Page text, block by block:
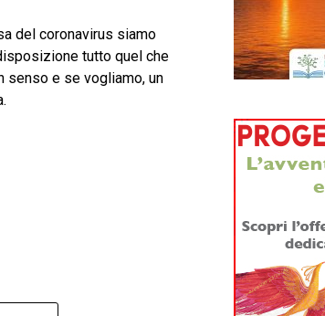
del coronavirus siamo
tutto quel che
senso e se vogliamo, un